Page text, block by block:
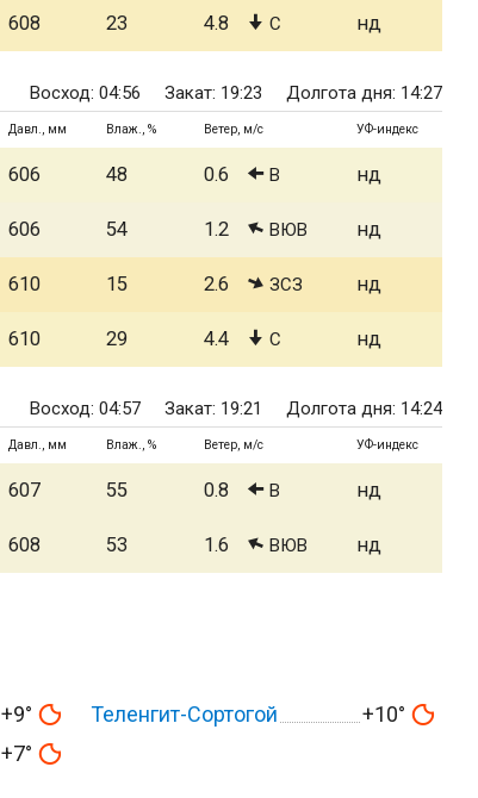
608 23 4.8 С нд
Восход: 04:56 Закат: 19:23 Долгота дня: 14:27
Давл., мм Влаж., % Ветер, м/с УФ-индекс
606 48 0.6 В нд
606 54 1.2 ВЮВ нд
610 15 2.6 ЗСЗ нд
610 29 4.4 С нд
Восход: 04:57 Закат: 19:21 Долгота дня: 14:24
Давл., мм Влаж., % Ветер, м/с УФ-индекс
607 55 0.8 В нд
608 53 1.6 ВЮВ нд
+9° Теленгит-Сортогой
+10°
+7°